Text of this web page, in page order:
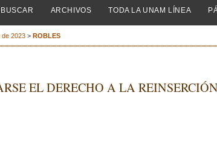
BUSCAR ARCHIVOS TODA LA UNAM LÍNEA
de 2023 > ROBLES
EL DERECHO A LA